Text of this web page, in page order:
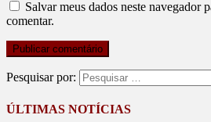
Salvar meus dados neste navegador
comentar.
Pesquisar por:
ÚLTIMAS NOTÍCIAS